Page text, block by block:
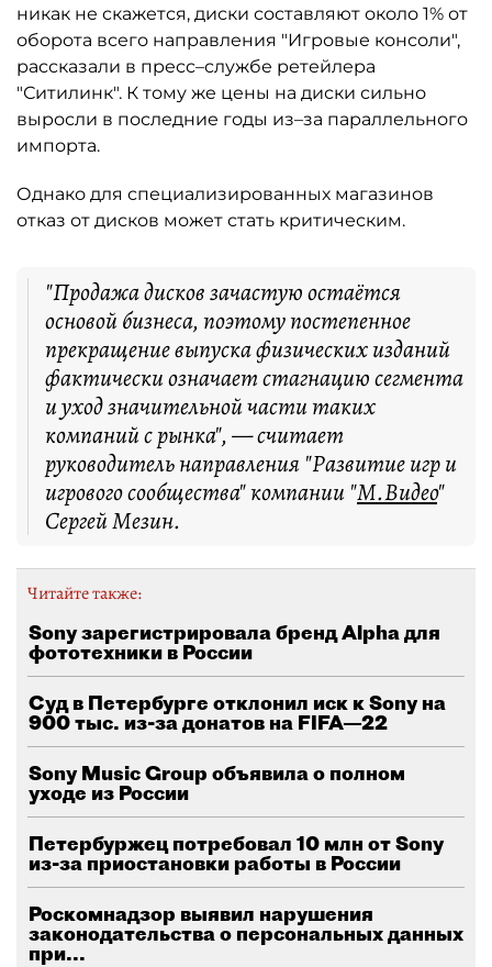
никак не скажется, диски составляют около 1% от
оборота всего направления "Игровые консоли",
рассказали в пресс–службе ретейлера
"Ситилинк". К тому же цены на диски сильно
выросли в последние годы из–за параллельного
импорта.
Однако для специализированных магазинов
отказ от дисков может стать критическим.
"Продажа дисков зачастую остаётся
основой бизнеса, поэтому постепенное
прекращение выпуска физических изданий
фактически означает стагнацию сегмента
и уход значительной части таких
компаний с рынка", — считает
руководитель направления "Развитие игр и
игрового сообщества" компании "М.Видео"
Сергей Мезин.
Читайте также:
Sony зарегистрировала бренд Alpha для
фототехники в России
Суд в Петербурге отклонил иск к Sony на
900 тыс. из-за донатов на FIFA—22
Sony Music Group объявила о полном
уходе из России
Петербуржец потребовал 10 млн от Sony
из-за приостановки работы в России
Роскомнадзор выявил нарушения
законодательства о персональных данных
при...